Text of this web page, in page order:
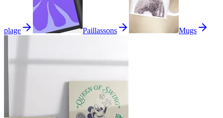
plage Paillassons Mugs